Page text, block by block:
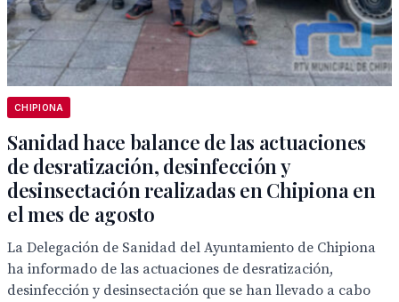
CHIPIONA
Sanidad hace balance de las actuaciones
de desratización, desinfección y
desinsectación realizadas en Chipiona en
el mes de agosto
La Delegación de Sanidad del Ayuntamiento de Chipiona
ha informado de las actuaciones de desratización,
desinfección y desinsectación que se han llevado a cabo